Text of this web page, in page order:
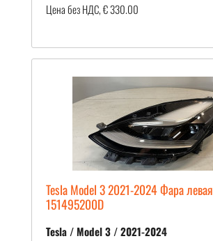
Цена без НДС, € 330.00
Tesla Model 3 2021-2024 Фара левая
151495200D
Tesla / Model 3 / 2021-2024